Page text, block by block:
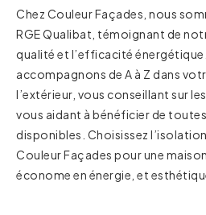
Chez Couleur Façades, nous
RGE Qualibat, témoignant de
qualité et l’efficacité
accompagnons de A à Z dans
l’extérieur, vous conseillant sur
vous aidant à bénéficier de
disponibles. Choisissez
Couleur Façades pour une
économe en énergie, et